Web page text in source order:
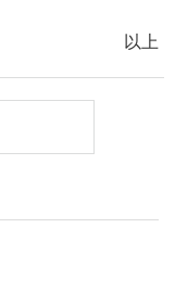
以上